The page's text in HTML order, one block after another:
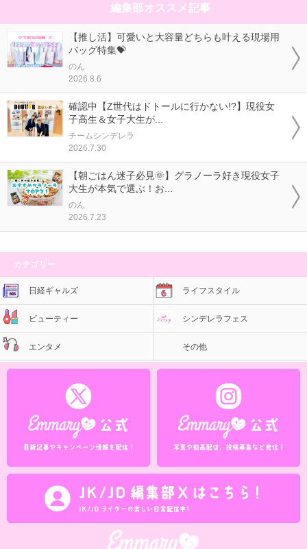
編集部オススメ記事
【推し活】可愛いと大容量どちらも叶える現場用
バッグ特集💝
のん
2026.8.6
確認中【Z世代はドトールに行かない!?】現役女
子高生＆女子大生が...
チームシンデレラ
2026.7.30
【朝ごはん迷子必見🌞】グラノーラ好き現役女子
大生が本気で選ぶ！お...
のん
2026.7.23
カテゴリー
日経ギャルズ ライフスタイル
ビューティー シンデレラフェス
エンタメ その他